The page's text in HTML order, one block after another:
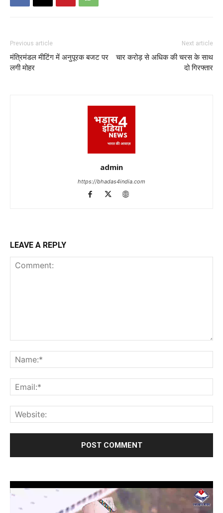
Previous article
मंत्रिमंडल मीटिंग में अनुपूरक बजट पर
लगी मोहर
Next article
चार करोड़ से अधिक की चरस के साथ
दो गिरफ्तार
admin
https://bhadas4india.com
LEAVE A REPLY
Video
Player